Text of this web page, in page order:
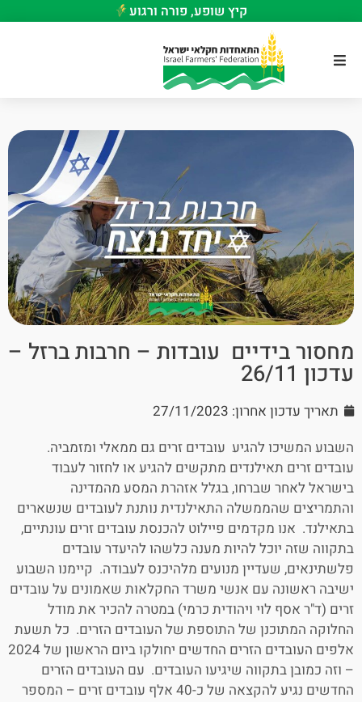
קיץ שופע, פורה ורגוע
מחסור בידיים עובדות – חרבות ברזל –
עדכון 26/11
תאריך עדכון אחרון: 27/11/2023
השבוע המשיכו להגיע עובדים זרים גם ממאלי ומזמביה.
עובדים זרים תאילנדים מתקשים להגיע או לחזור לעבוד
בישראל לאחר שברחו, בגלל אזהרת המסע מהמדינה
והתמריצים שהממשלה התאילנדית נותנת לעובדים שנשארים
בתאילנד. אנו מקדמים פיילוט להכנסת עובדים זרים עונתיים,
בתקווה שזה יוכל להיות מענה כלשהו להיעדר עובדים
פלשתינאים, שעדיין מנועים מלהיכנס לעבודה. קיימנו השבוע
ישיבה ראשונה עם אנשי משרד החקלאות שאמונים על עובדים
זרים (ד"ר אסף לוי ויהודית כרמי) במטרה להכיר את מודל
החלוקה המתוכנן של התוספת של העובדים הזרים. כל תשעת
אלפים העובדים הזרים החדשים יחולקו ביום הראשון של 2024
– וזה כמובן בתקווה שיגיעו העובדים. עם העובדים הזרים
החדשים נגיע להקצאה של כ-40 אלף עובדים זרים – המספר